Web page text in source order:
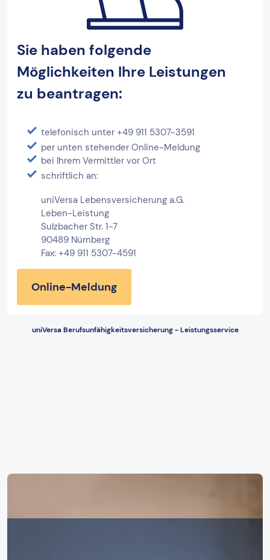
Sie haben folgende
Möglichkeiten Ihre Leistungen
zu beantragen:
telefonisch unter +49 911 5307-3591
per unten stehender Online-Meldung
bei Ihrem Vermittler vor Ort
schriftlich an:
uniVersa Lebensversicherung a.G.
Leben-Leistung
Sulzbacher Str. 1-7
90489 Nürnberg
Fax: +49 911 5307-4591
Online-Meldung
uniVersa Berufsunfähigkeitsversicherung - Leistungsservice